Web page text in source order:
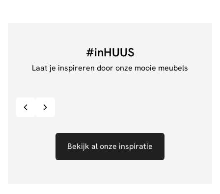
#inHUUS
Laat je inspireren door onze mooie meubels
Bekijk al onze inspiratie